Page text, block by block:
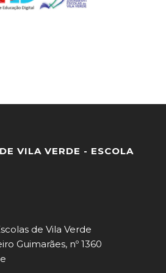
VILA VERDE - ESCOLA
de Vila Verde
Guimarães, nº 1360